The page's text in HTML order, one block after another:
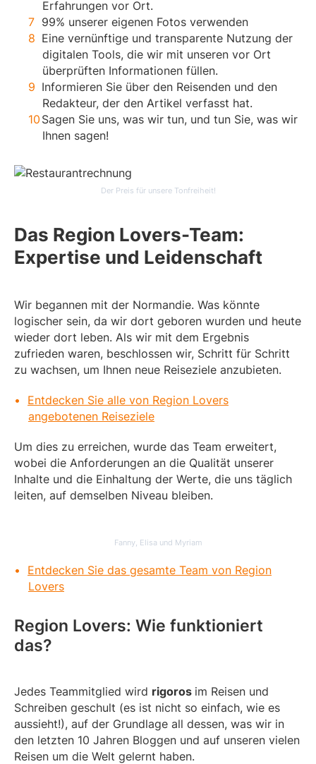
Erfahrungen vor Ort.
99% unserer eigenen Fotos verwenden
Eine vernünftige und transparente Nutzung der
digitalen Tools, die wir mit unseren vor Ort
überprüften Informationen füllen.
Informieren Sie über den Reisenden und den
Redakteur, der den Artikel verfasst hat.
Sagen Sie uns, was wir tun, und tun Sie, was wir
Ihnen sagen!
Der Preis für unsere Tonfreiheit!
Das Region Lovers-Team:
Expertise und Leidenschaft
Wir begannen mit der Normandie. Was könnte
logischer sein, da wir dort geboren wurden und heute
wieder dort leben. Als wir mit dem Ergebnis
zufrieden waren, beschlossen wir, Schritt für Schritt
zu wachsen, um Ihnen neue Reiseziele anzubieten.
Entdecken Sie alle von Region Lovers
angebotenen Reiseziele
Um dies zu erreichen, wurde das Team erweitert,
wobei die Anforderungen an die Qualität unserer
Inhalte und die Einhaltung der Werte, die uns täglich
leiten, auf demselben Niveau bleiben.
Fanny, Elisa und Myriam
Entdecken Sie das gesamte Team von Region
Lovers
Region Lovers: Wie funktioniert
das?
Jedes Teammitglied wird rigoros im Reisen und
Schreiben geschult (es ist nicht so einfach, wie es
aussieht!), auf der Grundlage all dessen, was wir in
den letzten 10 Jahren Bloggen und auf unseren vielen
Reisen um die Welt gelernt haben.